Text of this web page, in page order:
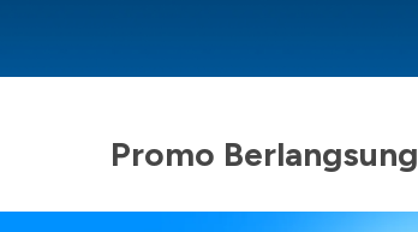
Promo Berlangsung